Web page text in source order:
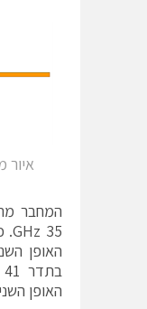
איור מס' 1 :אנטנה מודפסת
המחבר
האופן
האופן השני TE11).